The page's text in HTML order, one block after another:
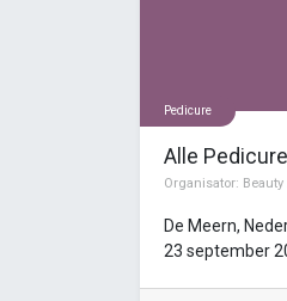
Pedicure
Alle
Organisator:
De Meern,
23 september